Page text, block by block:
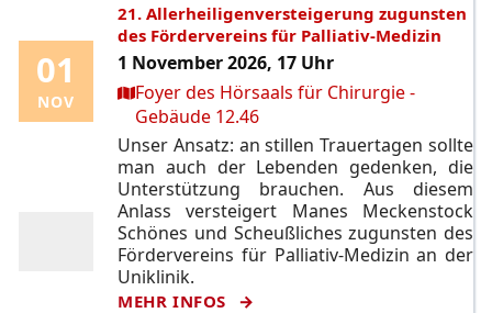
01
NOV
01
NOV
21. Allerheiligenversteigerung zugunsten
des Fördervereins für Palliativ-Medizin
1 November 2026, 17 Uhr
Ort:Foyer des Hörsaals für Chirurgie -
Gebäude 12.46
Unser Ansatz: an stillen Trauertagen sollte
man auch der Lebenden gedenken, die
Unterstützung brauchen. Aus diesem
Anlass versteigert Manes Meckenstock
Schönes und Scheußliches zugunsten des
Fördervereins für Palliativ-Medizin an der
Uniklinik.
MEHR INFOS